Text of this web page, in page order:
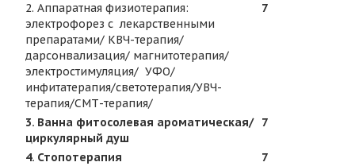
2. Аппаратная физиотерапия:
электрофорез с лекарственными
препаратами/ КВЧ-терапия/
дарсонвализация/ магнитотерапия/
электростимуляция/ УФО/
инфитатерапия/светотерапия/УВЧ-
терапия/СМТ-терапия/
7
3. Ванна фитосолевая ароматическая/
циркулярный душ
7
4. Стопотерапия
7